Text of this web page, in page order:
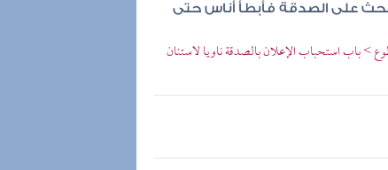
على الصدقة فأبطأ أناس حتى
باب استحباب الإعلان بالصدقة ناويا لاستنان